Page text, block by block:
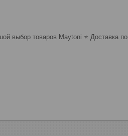
выбор товаров Maytoni ⭐️ Доставка по